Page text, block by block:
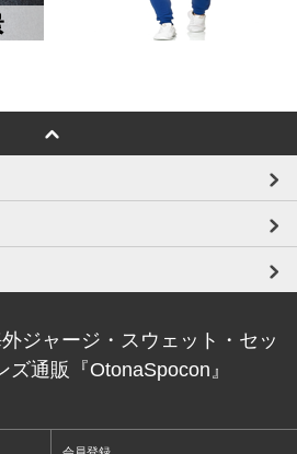
ジャージ・スウェット・セッ
ズ通販『OtonaSpocon』